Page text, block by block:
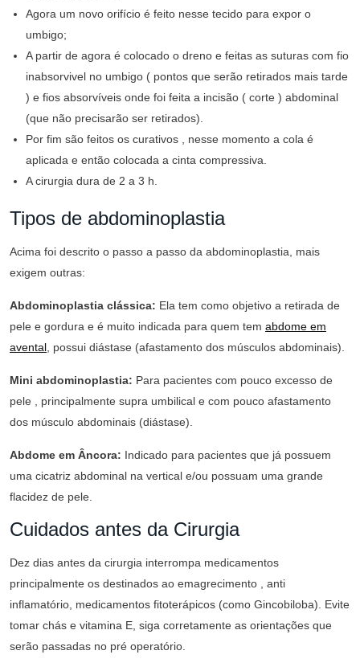
Agora um novo orifício é feito nesse tecido para expor o
umbigo;
A partir de agora é colocado o dreno e feitas as suturas com fio
inabsorvivel no umbigo ( pontos que serão retirados mais tarde
) e fios absorvíveis onde foi feita a incisão ( corte ) abdominal
(que não precisarão ser retirados).
Por fim são feitos os curativos , nesse momento a cola é
aplicada e então colocada a cinta compressiva.
A cirurgia dura de 2 a 3 h.
Tipos de abdominoplastia
Acima foi descrito o passo a passo da abdominoplastia, mais
exigem outras:
Abdominoplastia clássica: Ela tem como objetivo a retirada de
pele e gordura e é muito indicada para quem tem abdome em
avental , possui diástase (afastamento dos músculos abdominais).
Mini abdominoplastia: Para pacientes com pouco excesso de
pele , principalmente supra umbilical e com pouco afastamento
dos músculo abdominais (diástase).
Abdome em Âncora: Indicado para pacientes que já possuem
uma cicatriz abdominal na vertical e/ou possuam uma grande
flacidez de pele.
Cuidados antes da Cirurgia
Dez dias antes da cirurgia interrompa medicamentos
principalmente os destinados ao emagrecimento , anti
inflamatório, medicamentos fitoterápicos (como Gincobiloba). Evite
tomar chás e vitamina E, siga corretamente as orientações que
serão passadas no pré operatório.